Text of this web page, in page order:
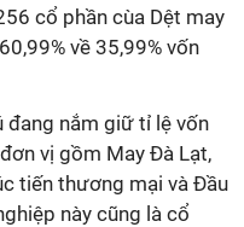
cổ phần cùa Dệt may
về 35,99% vốn
đang nắm giữ tỉ lệ vốn
vị gồm May Đà Lạt,
tiến thương mại và Đầu
này cũng là cổ